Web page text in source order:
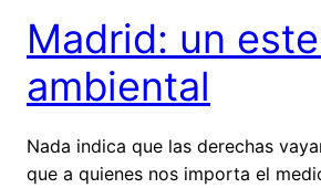
Madrid: un
ambiental
Nada indica que las derechas
que a quienes nos importa el